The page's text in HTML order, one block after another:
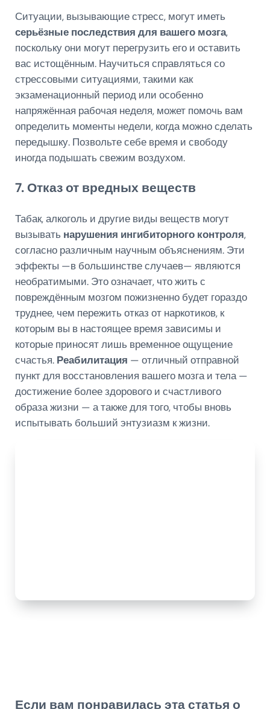
Ситуации, вызывающие стресс, могут иметь
серьёзные последствия для вашего мозга,
поскольку они могут перегрузить его и оставить
вас истощённым. Научиться справляться со
стрессовыми ситуациями, такими как
экзаменационный период или особенно
напряжённая рабочая неделя, может помочь вам
определить моменты недели, когда можно сделать
передышку. Позвольте себе время и свободу
иногда подышать свежим воздухом.
7. Отказ от вредных веществ
Табак, алкоголь и другие виды веществ могут
вызывать нарушения ингибиторного контроля,
согласно различным научным объяснениям. Эти
эффекты —в большинстве случаев— являются
необратимыми. Это означает, что жить с
повреждённым мозгом пожизненно будет гораздо
труднее, чем пережить отказ от наркотиков, к
которым вы в настоящее время зависимы и
которые приносят лишь временное ощущение
счастья. Реабилитация — отличный отправной
пункт для восстановления вашего мозга и тела —
достижение более здорового и счастливого
образа жизни — а также для того, чтобы вновь
испытывать больший энтузиазм к жизни.
Если вам понравилась эта статья о